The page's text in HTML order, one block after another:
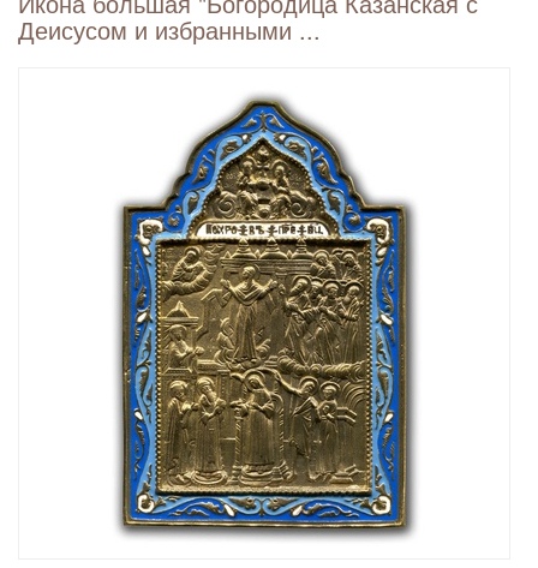
Деисусом и избранными ...